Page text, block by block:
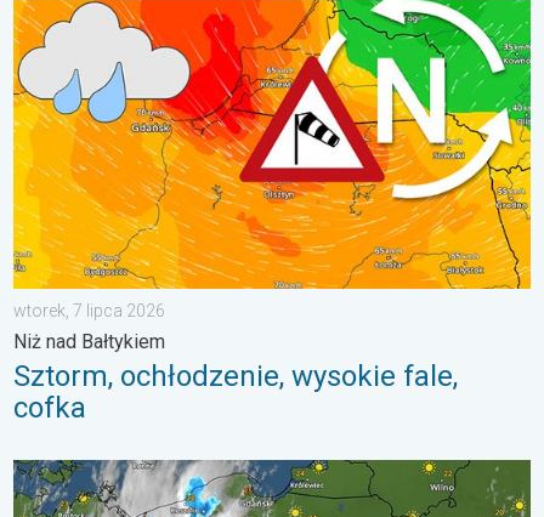
Sztorm, ochłodzenie, wysokie fale, cofka. Niż nad Bałtykiem.
wtorek, 7 lipca 2026
Niż nad Bałtykiem
Sztorm, ochłodzenie, wysokie fale,
cofka
33 stopnie w cieniu i wędrujące nawałnice. Groźna i